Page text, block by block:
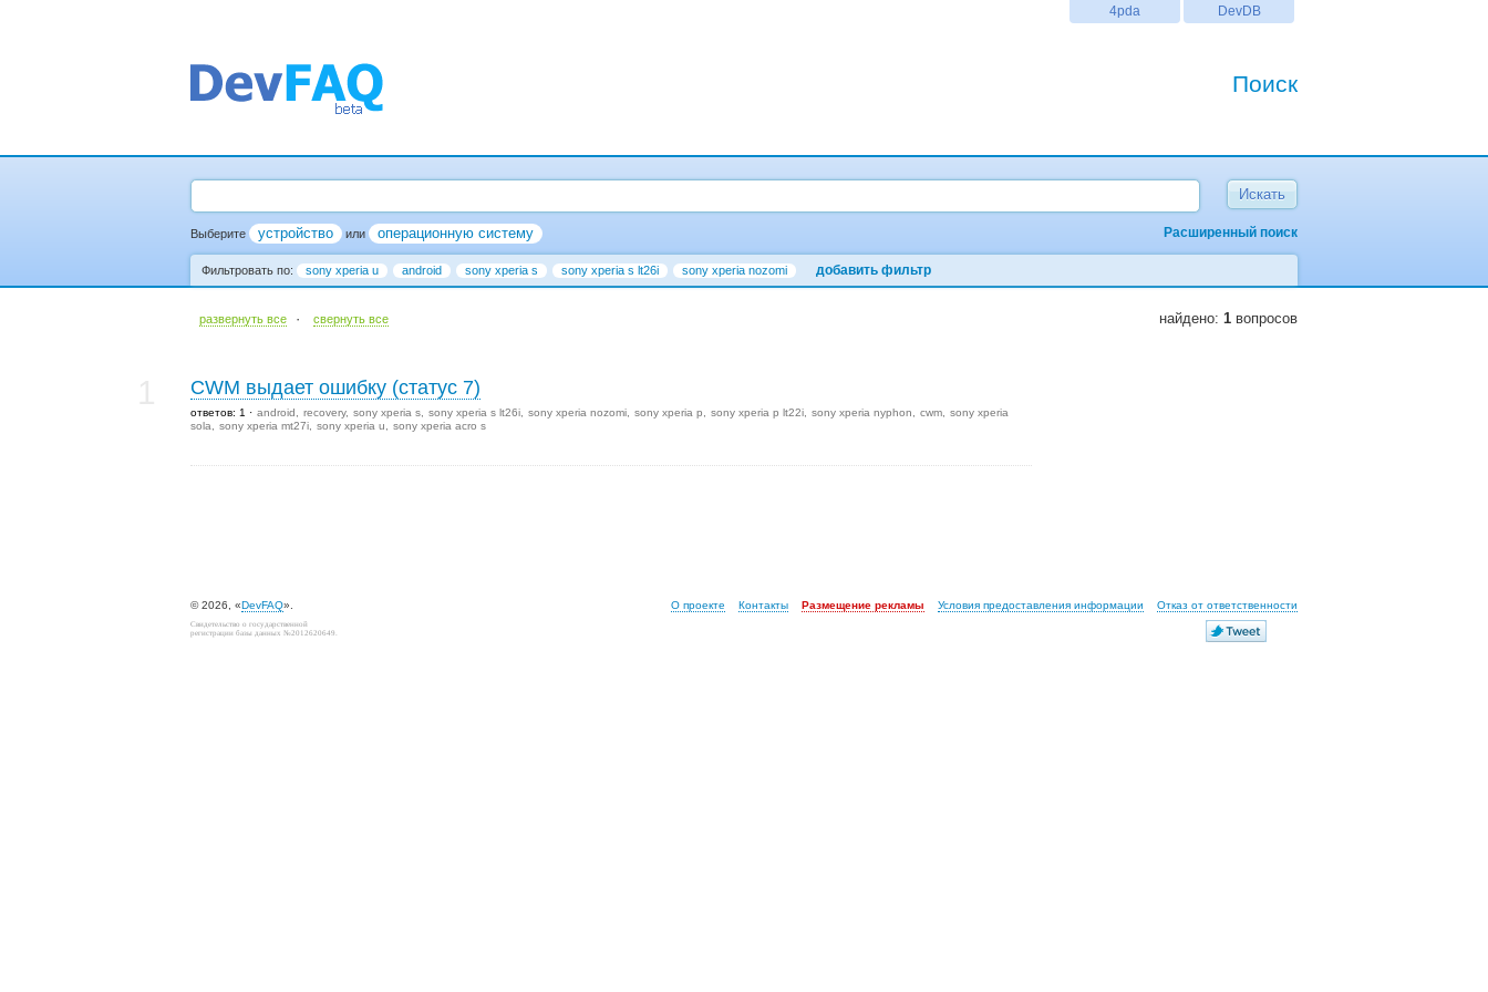
DevDB
4pda
Поиск
Выберите устройство Расширенный поиск
или операционную систему
Фильтровать по: sony xperia u android sony xperia s sony xperia s lt26i sony xperia nozomi добавить фильтр
развернуть все · cвернуть все найдено: 1 вопросов
CWM выдает ошибку (статус 7)
ответов: 1 android recovery sony xperia s sony xperia s lt26i sony xperia nozomi sony xperia p sony xperia p lt22i sony xperia nyphon cwm
sony xperia
sola
sony xperia mt27i sony xperia u sony xperia acro s
© 2026, «DevFAQ». О проекте Контакты Размещение рекламы Условия предоставления информации Отказ от ответственности
Свидетельство о государственной
регистрации базы данных №2012620649.